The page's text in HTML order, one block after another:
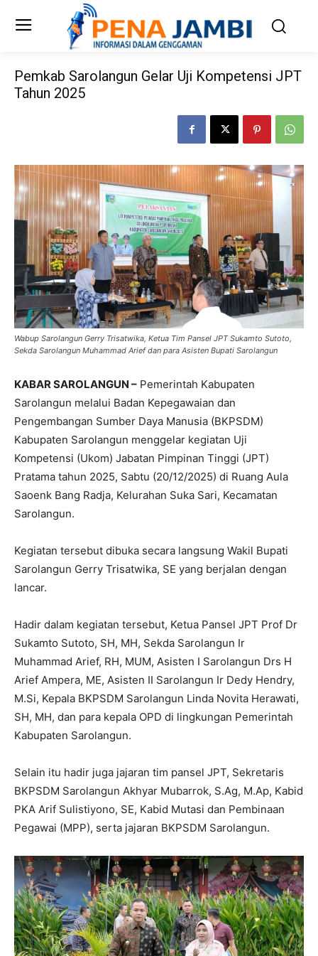
Pemkab Sarolangun Gelar Uji Kompetensi JPT
Tahun 2025
Wabup Sarolangun Gerry Trisatwika, Ketua Tim Pansel JPT Sukamto Sutoto,
Sekda Sarolangun Muhammad Arief dan para Asisten Bupati Sarolangun
KABAR SAROLANGUN – Pemerintah Kabupaten
Sarolangun melalui Badan Kepegawaian dan
Pengembangan Sumber Daya Manusia (BKPSDM)
Kabupaten Sarolangun menggelar kegiatan Uji
Kompetensi (Ukom) Jabatan Pimpinan Tinggi (JPT)
Pratama tahun 2025, Sabtu (20/12/2025) di Ruang Aula
Saoenk Bang Radja, Kelurahan Suka Sari, Kecamatan
Sarolangun.
Kegiatan tersebut dibuka secara langsung Wakil Bupati
Sarolangun Gerry Trisatwika, SE yang berjalan dengan
lancar.
Hadir dalam kegiatan tersebut, Ketua Pansel JPT Prof Dr
Sukamto Sutoto, SH, MH, Sekda Sarolangun Ir
Muhammad Arief, RH, MUM, Asisten I Sarolangun Drs H
Arief Ampera, ME, Asisten II Sarolangun Ir Dedy Hendry,
M.Si, Kepala BKPSDM Sarolangun Linda Novita Herawati,
SH, MH, dan para kepala OPD di lingkungan Pemerintah
Kabupaten Sarolangun.
Selain itu hadir juga jajaran tim pansel JPT, Sekretaris
BKPSDM Sarolangun Akhyar Mubarrok, S.Ag, M.Ap, Kabid
PKA Arif Sulistiyono, SE, Kabid Mutasi dan Pembinaan
Pegawai (MPP), serta jajaran BKPSDM Sarolangun.